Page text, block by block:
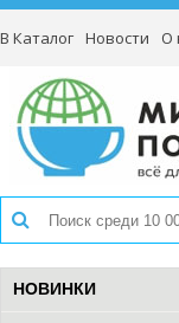
В Каталог Новости О
НОВИНКИ